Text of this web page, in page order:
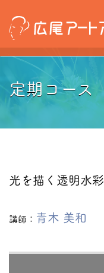
定期コース
光を描く透明水彩
講師： 青木 美和